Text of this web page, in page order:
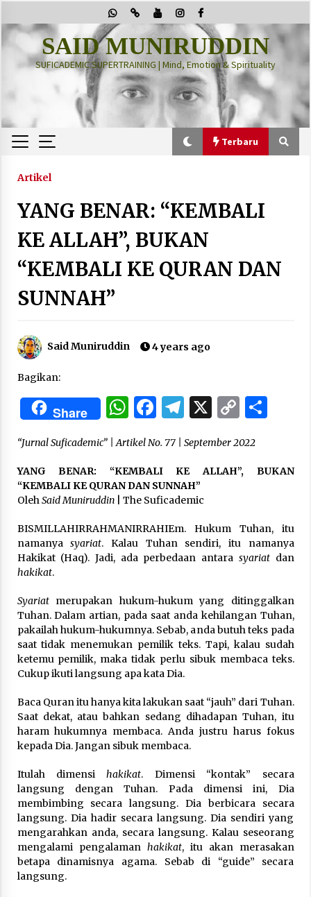
to
content
SAID MUNIRUDDIN
SUFICADEMIC SUPERTRAINING | Mind, Emotion & Spirituality
Terbaru
Terbaru
“Thuma’ninah”: Cara Agama Meregulasi Jiwa
yang Gelisah
2 months ago
2 months ago
“One Piece”, Cara Barat Mengejar Mimpi
“Pohon Kehidupan”: Mati Dulu, Baru Hidup
“Manusia Digital”: Cerdas Lewat Sinyal
3 months ago
“Allahukrasi”: The Power of Management!
3 months ago
Manajemen “Qaddamat Lighad”: Menjadi
Manusia Visioner dan Beretika
3 months ago
Takut Mati
3 months ago
Said Muniruddin Latih Mental dan Spiritual 80
Siswa YPHC
3 months ago
Said Muniruddin Beri Pelatihan dan Motivasi
untuk 179 Guru Diniyah Disdikbud Kota Banda
Aceh
4 months ago
SELVi: Sebuah Model Motivasi dalam
Kepemimpinan Bisnis
Artikel
YANG BENAR: “KEMBALI
KE ALLAH”, BUKAN
“KEMBALI KE QURAN DAN
SUNNAH”
Said Muniruddin 4 years ago
Bagikan:
Share WhatsApp
Facebook
Telegram
X Copy
“Jurnal Suficademic” | Artikel No. 77 | September 2022
YANG BENAR: “KEMBALI KE ALLAH”, BUKAN
“KEMBALI KE QURAN DAN SUNNAH”
Oleh Said Muniruddin| The Suficademic
BISMILLAHIRRAHMANIRRAHIEm. Hukum Tuhan, itu
namanyasyariat. Kalau Tuhan sendiri, itu namanya
Hakikat (Haq). Jadi, ada perbedaan antara syariatdan
hakikat.
Syariatmerupakan hukum-hukum yang ditinggalkan
Tuhan. Dalam artian, pada saat anda kehilangan Tuhan,
pakailah hukum-hukumnya. Sebab, anda butuh teks pada
saat tidak menemukan pemilik teks. Tapi, kalau sudah
ketemu pemilik, maka tidak perlu sibuk membaca teks.
Cukup ikuti langsung apa kata Dia.
Baca Quran itu hanya kita lakukan saat “jauh” dari Tuhan.
Saat dekat, atau bahkan sedang dihadapan Tuhan, itu
haram hukumnya membaca. Anda justru harus fokus
kepada Dia. Jangan sibuk membaca.
Itulah dimensihakikat. Dimensi “kontak” secara
langsung dengan Tuhan. Pada dimensi ini, Dia
membimbing secara langsung. Dia berbicara secara
langsung. Dia hadir secara langsung. Dia sendiri yang
mengarahkan anda, secara langsung. Kalau seseorang
mengalami pengalaman hakikat, itu akan merasakan
betapa dinamisnya agama. Sebab di “guide” secara
langsung.